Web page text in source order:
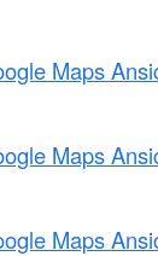
Maps
Maps
Maps